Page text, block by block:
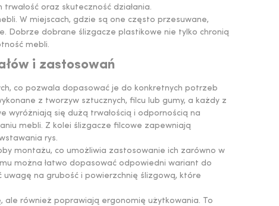
oraz skuteczność działania.
W miejscach, gdzie są one często przesuwane,
Dobrze dobrane ślizgacze plastikowe nie tylko chronią
mebli.
i zastosowań
co pozwala dopasować je do konkretnych potrzeb
z tworzyw sztucznych, filcu lub gumy, a każdy z
wyróżniają się dużą trwałością i odpornością na
mebli. Z kolei ślizgacze filcowe zapewniają
rys.
montażu, co umożliwia zastosowanie ich zarówno w
można łatwo dopasować odpowiedni wariant do
na grubość i powierzchnię ślizgową, które
ale również poprawiają ergonomię użytkowania. To